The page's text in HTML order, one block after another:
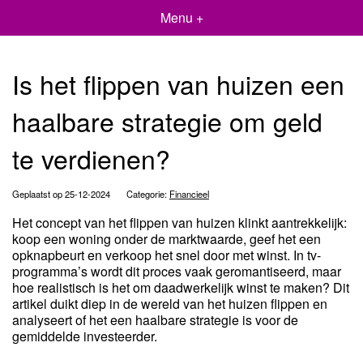
Menu +
Is het flippen van huizen een
haalbare strategie om geld
te verdienen?
Geplaatst op 25-12-2024 Categorie: Financieel
Het concept van het flippen van huizen klinkt aantrekkelijk:
koop een woning onder de marktwaarde, geef het een
opknapbeurt en verkoop het snel door met winst. In tv-
programma’s wordt dit proces vaak geromantiseerd, maar
hoe realistisch is het om daadwerkelijk winst te maken? Dit
artikel duikt diep in de wereld van het huizen flippen en
analyseert of het een haalbare strategie is voor de
gemiddelde investeerder.